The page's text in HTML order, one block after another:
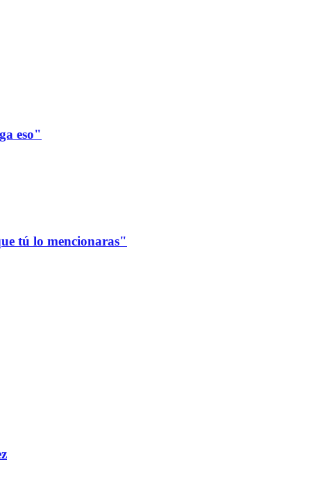
eso"
tú lo mencionaras"